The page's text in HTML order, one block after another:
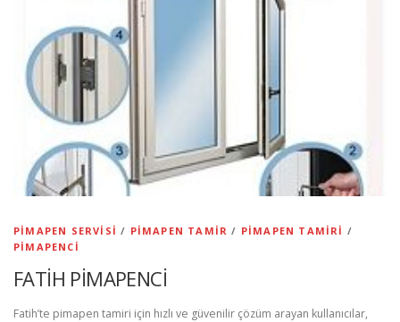
PIMAPEN SERVISI / PIMAPEN TAMIR / PIMAPEN TAMIRI /
PIMAPENCI
FATİH PİMAPENCİ
Fatih’te pimapen tamiri için hızlı ve güvenilir çözüm arayan kullanıcılar,